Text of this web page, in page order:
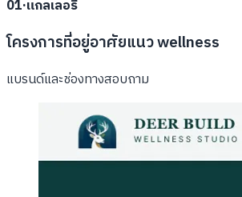
01·แกลเลอรี
โครงการที่อยู่อาศัยแนว wellness
แบรนด์และช่องทางสอบถาม